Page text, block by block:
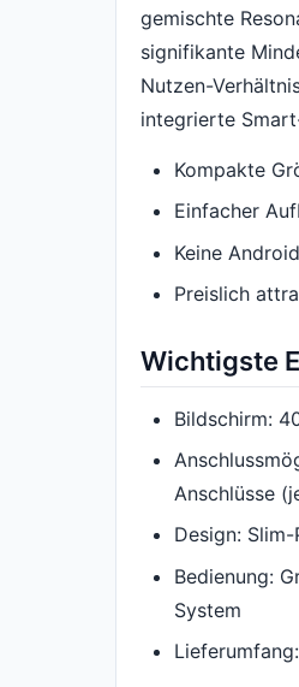
gemischte
signifikante
Nutzen-
integrierte
Kompakte
Einfacher
Keine
Preislich
Wichtigste
Bildschirm:
Anschlüsse
Design:
Bedienung:
System